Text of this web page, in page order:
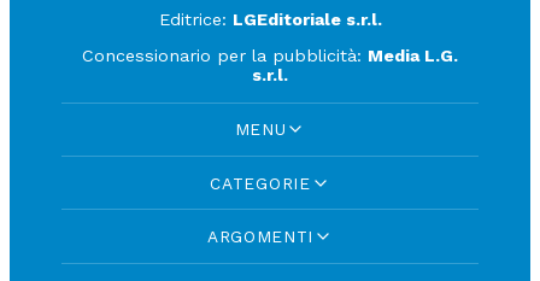
Editrice: LGEditoriale s.r.l.
Concessionario per la pubblicità: Media L.G.
s.r.l.
MENU
CATEGORIE
ARGOMENTI